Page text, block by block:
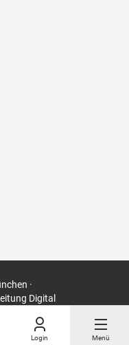
Login Menü
·
Digital